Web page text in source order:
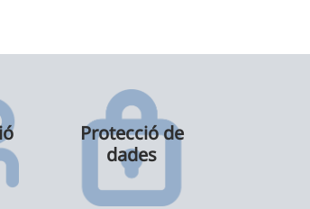
Protecció de
dades